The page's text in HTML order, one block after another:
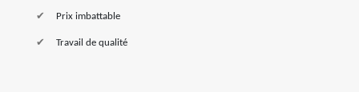
Prix imbattable
Travail de qualité